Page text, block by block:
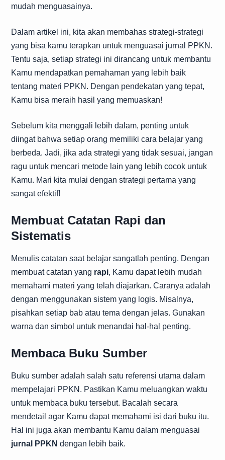
mudah menguasainya.
Dalam artikel ini, kita akan membahas strategi-strategi
yang bisa kamu terapkan untuk menguasai jurnal PPKN.
Tentu saja, setiap strategi ini dirancang untuk membantu
Kamu mendapatkan pemahaman yang lebih baik
tentang materi PPKN. Dengan pendekatan yang tepat,
Kamu bisa meraih hasil yang memuaskan!
Sebelum kita menggali lebih dalam, penting untuk
diingat bahwa setiap orang memiliki cara belajar yang
berbeda. Jadi, jika ada strategi yang tidak sesuai, jangan
ragu untuk mencari metode lain yang lebih cocok untuk
Kamu. Mari kita mulai dengan strategi pertama yang
sangat efektif!
Membuat Catatan Rapi dan
Sistematis
Menulis catatan saat belajar sangatlah penting. Dengan
membuat catatan yang rapi, Kamu dapat lebih mudah
memahami materi yang telah diajarkan. Caranya adalah
dengan menggunakan sistem yang logis. Misalnya,
pisahkan setiap bab atau tema dengan jelas. Gunakan
warna dan simbol untuk menandai hal-hal penting.
Membaca Buku Sumber
Buku sumber adalah salah satu referensi utama dalam
mempelajari PPKN. Pastikan Kamu meluangkan waktu
untuk membaca buku tersebut. Bacalah secara
mendetail agar Kamu dapat memahami isi dari buku itu.
Hal ini juga akan membantu Kamu dalam menguasai
jurnal PPKN dengan lebih baik.